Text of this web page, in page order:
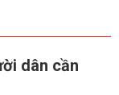
dân cần